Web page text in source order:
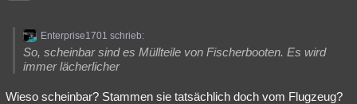
Enterprise1701 schrieb:
So, scheinbar sind es Müllteile von Fischerbooten. Es wird
immer lächerlicher
Wieso scheinbar? Stammen sie tatsächlich doch vom Flugzeug?